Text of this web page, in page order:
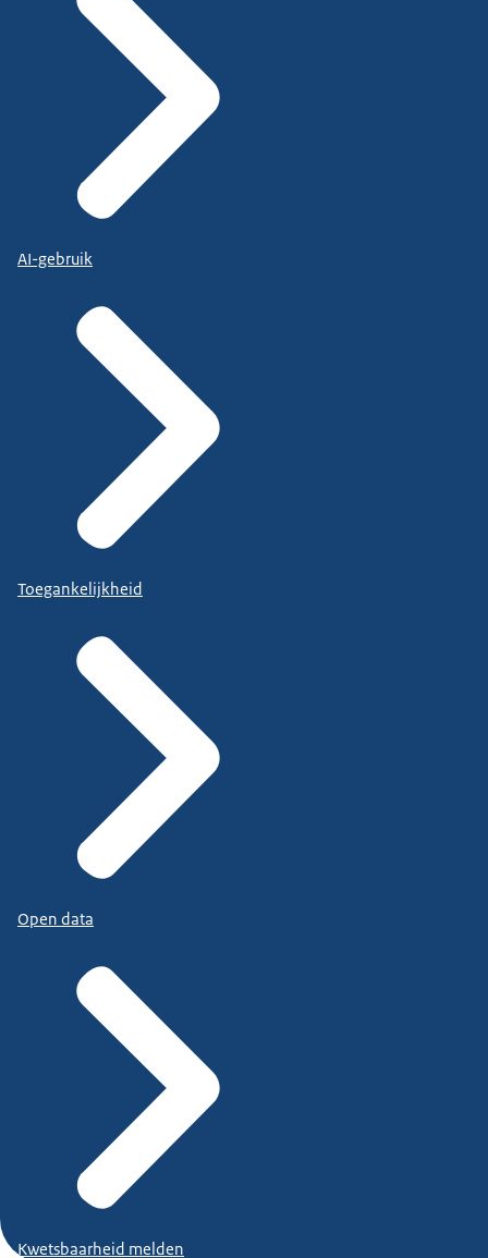
AI-gebruik
Toegankelijkheid
Open data
Kwetsbaarheid melden